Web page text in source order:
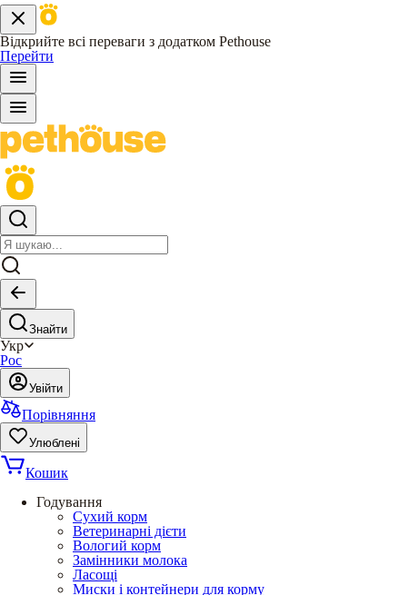
Відкрийте всі переваги з додатком Pethouse
Перейти
Знайти
Укр
Рос
Увійти
Порівняння
Улюблені
Кошик
Годування
Сухий корм
Ветеринарні дієти
Вологий корм
Замінники молока
Ласощі
Миски і контейнери для корму